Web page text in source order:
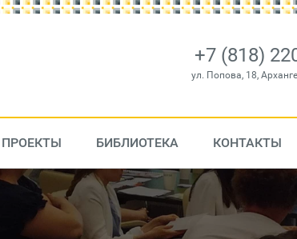
+7 (818)
ул. Попова, 18,
ПРОЕКТЫ БИБЛИОТЕКА КОНТАКТЫ